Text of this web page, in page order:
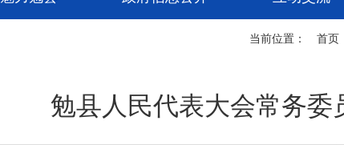
当前位置： 首页
勉县人民代表大会常务